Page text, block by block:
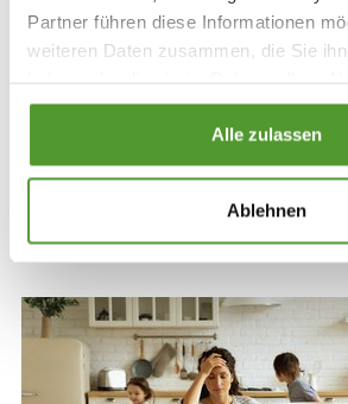
Partner führen diese Informationen
weiteren Daten zusammen, die Sie
gesammelt haben.
Alle zulassen
Ablehnen
unterstützen unseren Körper bei
Verwertung von Mineralstoffen in
Lebensqualität zu steigern,
unterstützen und die
Schüßler-Salze helfen Ihnen, Ihre